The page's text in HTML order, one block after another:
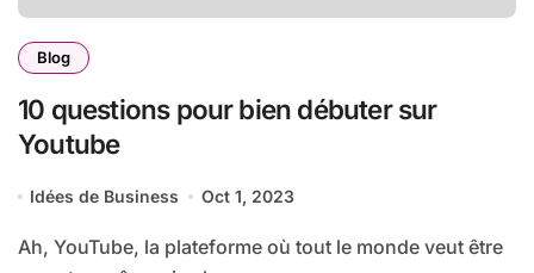
Blog
10 questions pour bien débuter sur
Youtube
Idées de Business Oct 1, 2023
Ah, YouTube, la plateforme où tout le monde veut être